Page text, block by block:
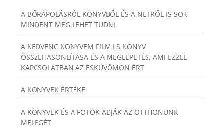
A BŐRÁPOLÁSRÓL KÖNYVBŐL ÉS A NETRŐL IS SOK
MINDENT MEG LEHET TUDNI
A KEDVENC KÖNYVEM FILM LS KÖNYV
ÖSSZEHASONLÍTÁSA ÉS A MEGLEPETÉS, AMI EZZEL
KAPCSOLATBAN AZ ESKÜVŐMÖN ÉRT
A KÖNYVEK ÉRTÉKE
A KÖNYVEK ÉS A FOTÓK ADJÁK AZ OTTHONUNK
MELEGÉT